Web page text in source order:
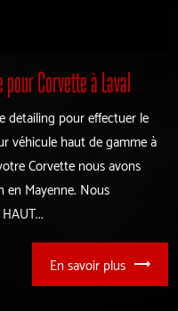
Corvette à Laval
detailing pour effectuer le
véhicule haut de gamme à
Corvette nous avons
en Mayenne. Nous
En savoir plus